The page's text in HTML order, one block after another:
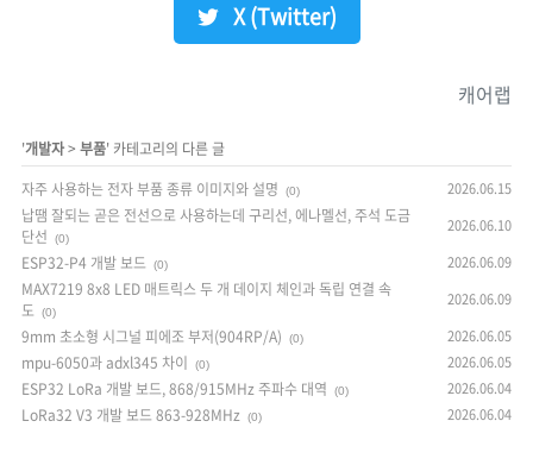
X (Twitter)
캐어랩
'개발자> 부품' 카테고리의 다른 글
자주 사용하는 전자 부품 종류 이미지와 설명
(0) 2026.06.15
납땜 잘되는 곧은 전선으로 사용하는데 구리선, 에나멜선, 주석 도금
단선
(0)
2026.06.10
ESP32-P4 개발 보드 (0) 2026.06.09
MAX7219 8x8 LED 매트릭스 두 개 데이지 체인과 독립 연결 속
도
(0)
2026.06.09
9mm 초소형 시그널 피에조 부저(904RP/A) (0) 2026.06.05
mpu-6050과 adxl345 차이 (0) 2026.06.05
ESP32 LoRa 개발 보드, 868/915MHz 주파수 대역 (0) 2026.06.04
LoRa32 V3 개발 보드 863-928MHz (0) 2026.06.04